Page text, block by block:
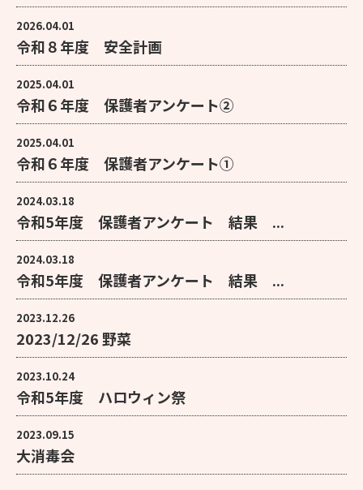
2026.04.01
令和８年度 安全計画
2025.04.01
令和６年度 保護者アンケート②
2025.04.01
令和６年度 保護者アンケート①
2024.03.18
令和5年度 保護者アンケート 結果 ...
2024.03.18
令和5年度 保護者アンケート 結果 ...
2023.12.26
2023/12/26 野菜
2023.10.24
令和5年度 ハロウィン祭
2023.09.15
大消毒会